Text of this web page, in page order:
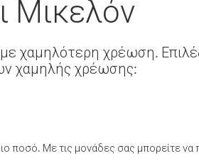
Μικελόν
χαμηλότερη χρέωση.
χαμηλής χρέωσης:
ποσό. Με τις μονάδες σας μπορείτε να